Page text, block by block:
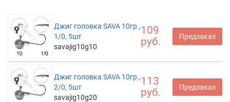
Джиг головка SAVA 10гр.,
1/0, 5шт
savajig10g10
109
руб.
Предзаказ
Джиг головка SAVA 10гр.,
2/0, 5шт
savajig10g20
113
руб.
Предзаказ